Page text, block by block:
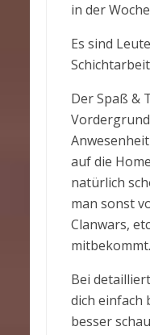
in der
Es sind
Der Spaß &
auf die
natürlich
man sonst
Clanwars,
mitbekommt.
Bei
dich einfach
besser